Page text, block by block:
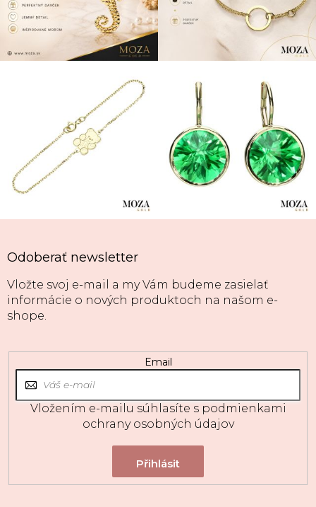
Odoberať newsletter
Vložte svoj e-mail a my Vám budeme zasielať
informácie o nových produktoch na našom e-
shope.
Email
Vložením e-mailu súhlasíte s podmienkami
ochrany osobných údajov